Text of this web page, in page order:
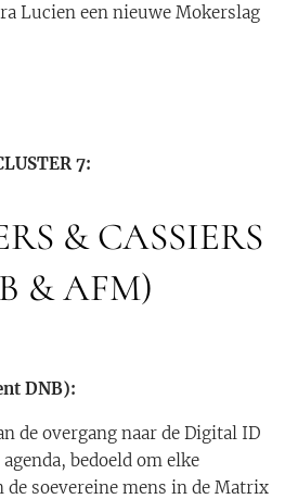
Lucien een nieuwe Mokerslag
7:
& CASSIERS
& AFM)
DNB):
de overgang naar de Digital ID
bedoeld om elke
soevereine mens in de Matrix